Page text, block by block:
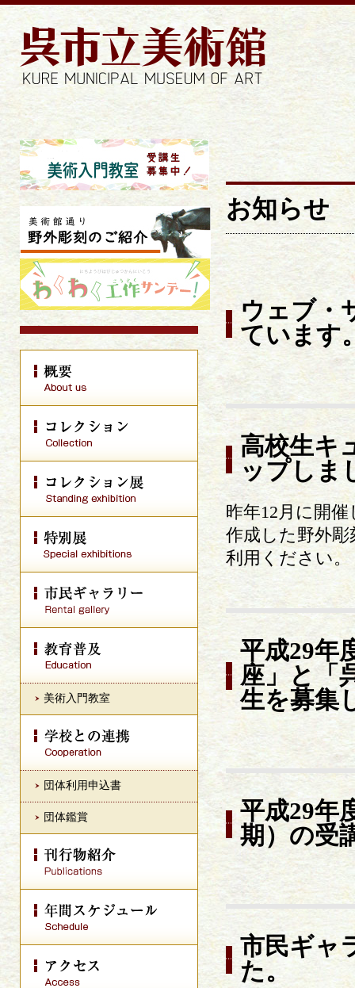
お知らせ |
美術入門教室
団体利用申込書
団体鑑賞
お知らせ
ウェブ・
ています
高校生キ
ップしま
昨年12月に開
作成した野外
利用ください。
平成29年
座」と「
生を募集
平成29年
期）の受
市民ギャ
た。